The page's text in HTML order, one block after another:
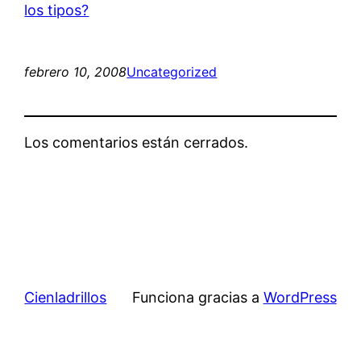
los tipos?
febrero 10, 2008Uncategorized
Los comentarios están cerrados.
Cienladrillos Funciona gracias a WordPress